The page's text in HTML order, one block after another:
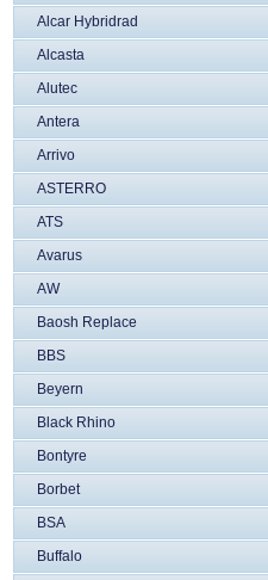
Alcar Hybridrad
Alcasta
Alutec
Antera
Arrivo
ASTERRO
ATS
Avarus
AW
Baosh Replace
BBS
Beyern
Black Rhino
Bontyre
Borbet
BSA
Buffalo